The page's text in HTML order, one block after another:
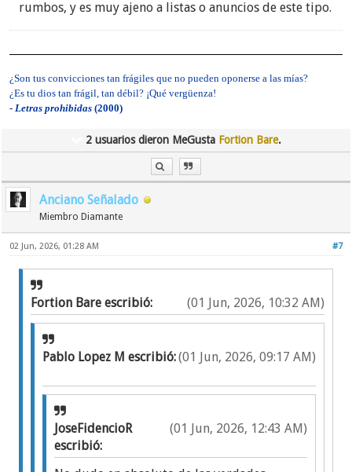
Y asi habran otras situaciones porque valgan
rumbos, y es muy ajeno a listas o anuncios de este tipo.
¿Son tus convicciones tan frágiles que no pueden oponerse a las mías?
¿Es tu dios tan frágil, tan débil? ¡Qué vergüenza!
- Letras prohibidas(2000)
2 usuarios dieron MeGusta Fortion Bare.
Anciano Señalado
Miembro Diamante
#7
02 Jun, 2026, 01:28 AM
(01 Jun, 2026, 10:32 AM)
Fortion Bare escribió:
(01 Jun, 2026, 09:17 AM)
Pablo Lopez M escribió:
(01 Jun, 2026, 12:43 AM)
JoseFidencioR
escribió: